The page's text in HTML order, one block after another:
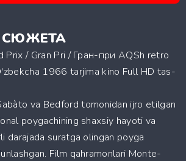
СЮЖЕТА
Prix / Gran Pri / Гран-при AQSh retro
1966 tarjima kino Full HD tas-
va Bedford tomonidan ijro etilgan
poygachining shaxsiy hayoti va
darajada suratga olingan poyga
Film qahramonlari Monte-